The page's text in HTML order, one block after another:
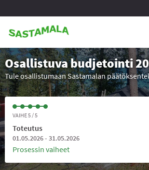
Osallistuva budjetointi
Tule osallistumaan Sastamalan
VAIHE 5 / 5
Toteutus
01.05.2026 - 31.05.2026
Prosessin vaiheet